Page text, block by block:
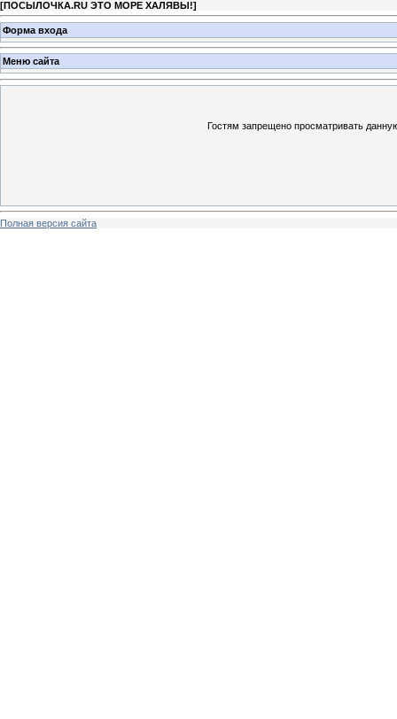
[ПОСЫЛОЧКА.RU ЭТО МОРЕ ХАЛЯВЫ!]
Форма входа
Меню сайта
Гостям запрещено просматривать
Полная версия сайта